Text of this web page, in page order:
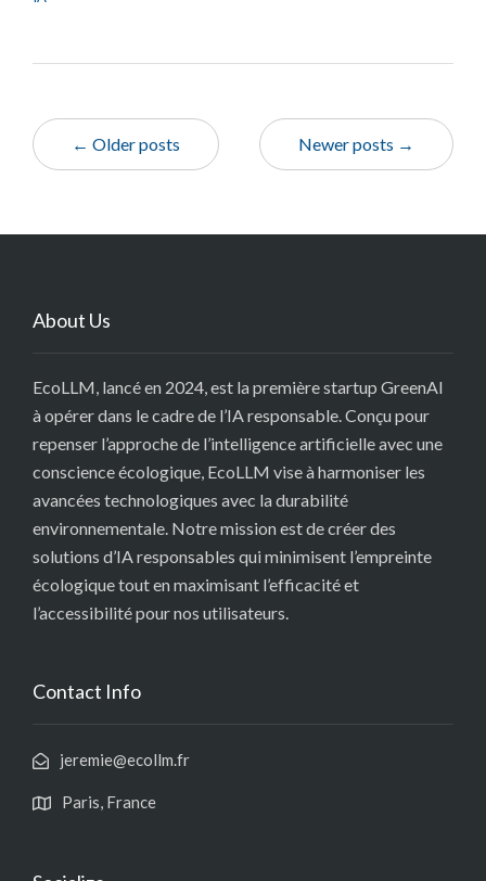
← Older posts Newer posts →
About Us
EcoLLM, lancé en 2024, est la première startup GreenAI
à opérer dans le cadre de l’IA responsable. Conçu pour
repenser l’approche de l’intelligence artificielle avec une
conscience écologique, EcoLLM vise à harmoniser les
avancées technologiques avec la durabilité
environnementale. Notre mission est de créer des
solutions d’IA responsables qui minimisent l’empreinte
écologique tout en maximisant l’efficacité et
l’accessibilité pour nos utilisateurs.
Contact Info
jeremie@ecollm.fr
Paris, France